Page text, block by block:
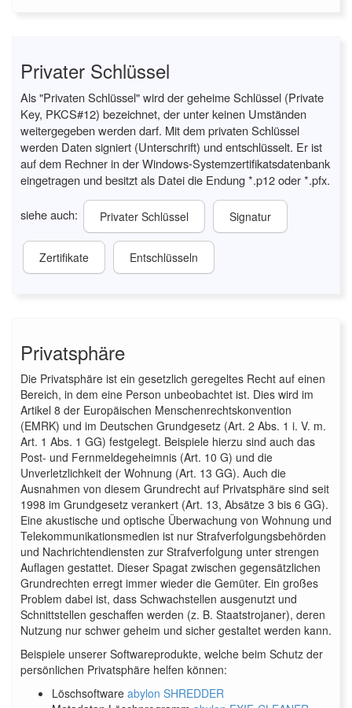
Privater Schlüssel
Als "Privaten Schlüssel" wird der geheime Schlüssel (Private
Key, PKCS#12) bezeichnet, der unter keinen Umständen
weitergegeben werden darf. Mit dem privaten Schlüssel
werden Daten signiert (Unterschrift) und entschlüsselt. Er ist
auf dem Rechner in der Windows-Systemzertifikatsdatenbank
eingetragen und besitzt als Datei die Endung *.p12 oder *.pfx.
siehe auch: Privater Schlüssel Signatur
Zertifikate Entschlüsseln
Privatsphäre
Die Privatsphäre ist ein gesetzlich geregeltes Recht auf einen
Bereich, in dem eine Person unbeobachtet ist. Dies wird im
Artikel 8 der Europäischen Menschenrechtskonvention
(EMRK) und im Deutschen Grundgesetz (Art. 2 Abs. 1 i. V. m.
Art. 1 Abs. 1 GG) festgelegt. Beispiele hierzu sind auch das
Post- und Fernmeldegeheimnis (Art. 10 G) und die
Unverletzlichkeit der Wohnung (Art. 13 GG). Auch die
Ausnahmen von diesem Grundrecht auf Privatsphäre sind seit
1998 im Grundgesetz verankert (Art. 13, Absätze 3 bis 6 GG).
Eine akustische und optische Überwachung von Wohnung und
Telekommunikationsmedien ist nur Strafverfolgungsbehörden
und Nachrichtendiensten zur Strafverfolgung unter strengen
Auflagen gestattet. Dieser Spagat zwischen gegensätzlichen
Grundrechten erregt immer wieder die Gemüter. Ein großes
Problem dabei ist, dass Schwachstellen ausgenutzt und
Schnittstellen geschaffen werden (z. B. Staatstrojaner), deren
Nutzung nur schwer geheim und sicher gestaltet werden kann.
Beispiele unserer Softwareprodukte, welche beim Schutz der
persönlichen Privatsphäre helfen können:
Löschsoftware abylon SHREDDER